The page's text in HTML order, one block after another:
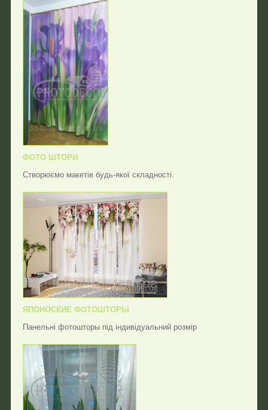
ФОТО ШТОРИ
Створюємо макетів будь-якої складності.
ЯПОНОСКИЕ ФОТОШТОРЫ
Панельні фотошторы під індивідуальний розмір